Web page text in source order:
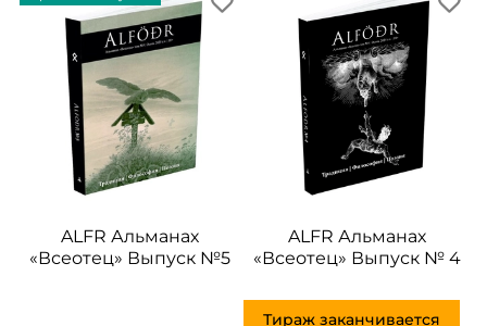
ALFR Альманах
«Всеотец» Выпуск №5
ALFR Альманах
«Всеотец» Выпуск № 4
Тираж заканчивается